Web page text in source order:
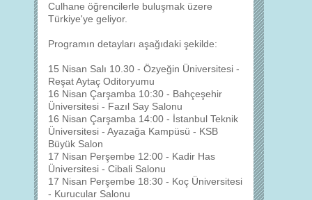
Culhane öğrencilerle buluşmak üzere
Türkiye'ye geliyor.
Programın detayları aşağıdaki şekilde:
15 Nisan Salı 10.30 - Özyeğin Üniversitesi -
Reşat Aytaç Oditoryumu
16 Nisan Çarşamba 10:30 - Bahçeşehir
Üniversitesi - Fazıl Say Salonu
16 Nisan Çarşamba 14:00 - İstanbul Teknik
Üniversitesi - Ayazağa Kampüsü - KSB
Büyük Salon
17 Nisan Perşembe 12:00 - Kadir Has
Üniversitesi - Cibali Salonu
17 Nisan Perşembe 18:30 - Koç Üniversitesi
- Kurucular Salonu